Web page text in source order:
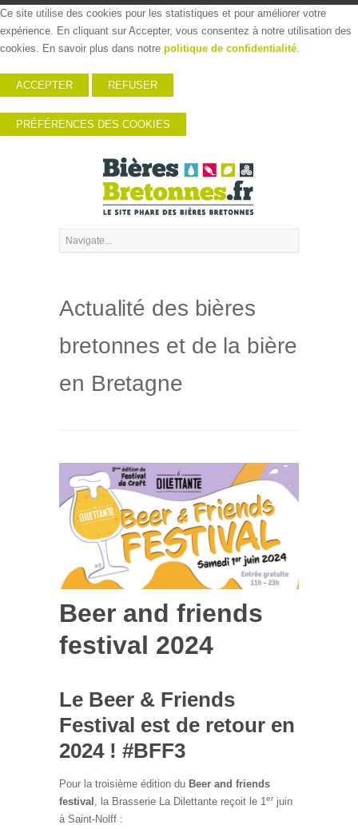
Ce site utilise des cookies pour les statistiques et pour améliorer votre
expérience. En cliquant sur Accepter, vous consentez à notre utilisation des
cookies. En savoir plus dans notre politique de confidentialité.
ACCEPTER REFUSER
PRÉFÉRENCES DES COOKIES
Actualité des bières
bretonnes et de la bière
en Bretagne
Beer and friends
festival 2024
Le Beer & Friends
Festival est de retour en
2024 ! #BFF3
Pour la troisième édition du Beer and friends
festival , la Brasserie La Dilettante reçoit le 1er juin
à Saint-Nolff :